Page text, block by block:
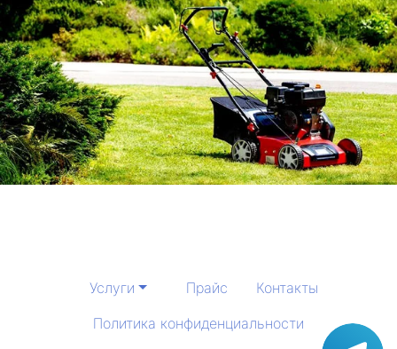
Услуги Прайс
Контакты
Политика конфиденциальности